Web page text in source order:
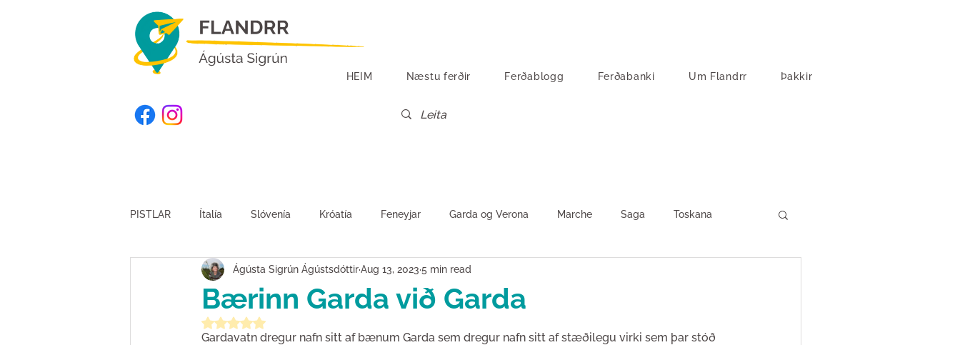
HEIM Næstu ferðir Ferðablogg Ferðabanki Um Flandrr Þakkir
PISTLAR Ítalía Slóvenía Króatía Feneyjar Garda og Verona Marche Saga Toskana
Suður-Afríka Vín og matur Tónlist Egyptaland
Bærinn Garda við Garda
Ágústa Sigrún ÁgústsdóttirAug 13, 2023 5 min read
Rated NaN out of 5 stars.
Gardavatn dregur nafn sitt af bænum Garda sem dregur nafn sitt af stæðilegu virki sem þar stóð